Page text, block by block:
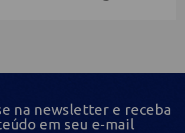
na newsletter e receba
em seu e-mail